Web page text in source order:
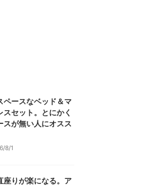
ペースなベッド＆マ
スセット。とにかく
スが無い人にオスス
8/1
座りが楽になる。ア